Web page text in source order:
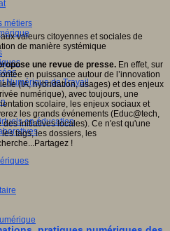
métiers
Numérique de Travail
en éducation
une revue de presse. En effet, sur
en puissance autour de l’innovation
(IA, hybridation, usages) et des enjeux
numérique), avec toujours, une
scolaire, les enjeux sociaux et
les grands événements (Educ@tech,
initiatives locales). Ce n'est qu'une
tags, les dossiers, les
!